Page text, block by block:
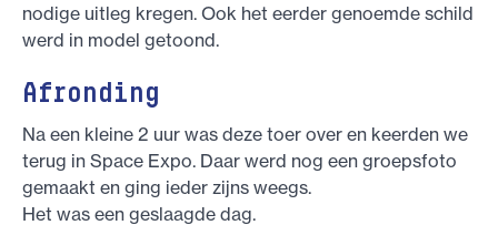
nodige uitleg kregen. Ook het eerder genoemde schild
werd in model getoond.
Afronding
Na een kleine 2 uur was deze toer over en keerden we
terug in Space Expo. Daar werd nog een groepsfoto
gemaakt en ging ieder zijns weegs.
Het was een geslaagde dag.